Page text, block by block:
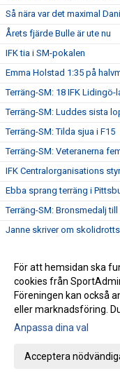
Så nära var det maximal
Årets fjärde Bulle är ute nu
IFK tia i SM-pokalen
Emma Holstad 1:35 på
Terräng-SM: 18 IFK
Terräng-SM: Luddes sista
Terräng-SM: Tilda sjua i F15
Terräng-SM: Veteranerna
IFK Centralorganisations
Ebba sprang terräng i
Terräng-SM: Bronsmedalj till
Janne skriver om
Terräng-SM: Silver till Nina i
Terräng-SM: Veteran-silver
Vilka fantastiska
Terräng-SM: Dubbelt i
Stark trio juniorlöpare från
terräng
För att hemsidan ska
cookies från
Föreningen kan också
eller marknadsföring.
Anpassa dina val
Acceptera